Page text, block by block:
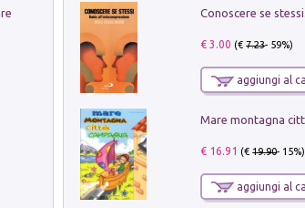
€ 3.00 (€7.23- 59%)
aggiungi al
€ 16.91 (€19.90- 15%)
aggiungi al